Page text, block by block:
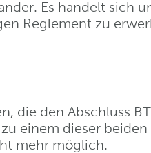
Es handelt sich
Reglement zu
die den Abschluss
einem dieser
mehr möglich.